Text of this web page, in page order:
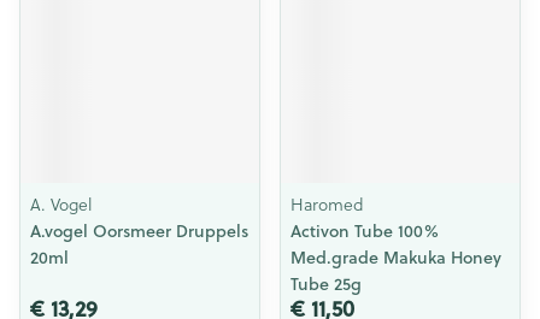
A. Vogel
A.vogel Oorsmeer Druppels
20ml
€ 13,29
Haromed
Activon Tube 100%
Med.grade Makuka Honey
Tube 25g
€ 11,50